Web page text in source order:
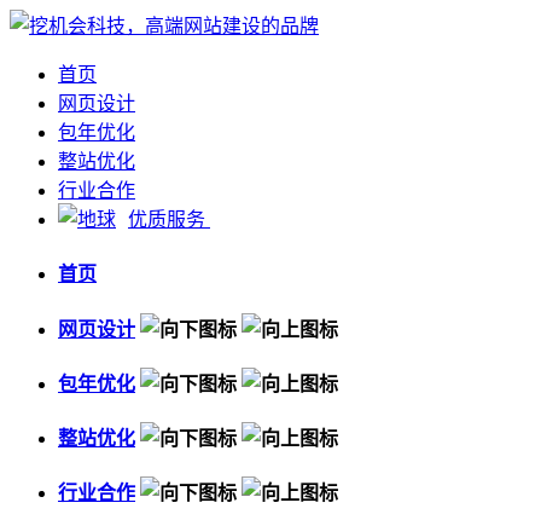
首页
网页设计
包年优化
整站优化
行业合作
优质服务
首页
网页设计
包年优化
整站优化
行业合作